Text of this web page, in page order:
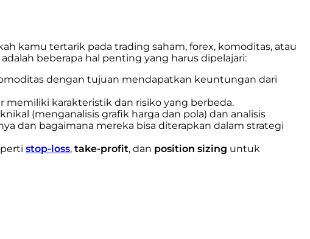
kamu tertarik pada trading saham, forex, komoditas, atau
beberapa hal penting yang harus dipelajari:
dengan tujuan mendapatkan keuntungan dari
memiliki karakteristik dan risiko yang berbeda.
(menganalisis grafik harga dan pola) dan analisis
dan bagaimana mereka bisa diterapkan dalam strategi
stop-loss, take-profit, dan position sizing untuk